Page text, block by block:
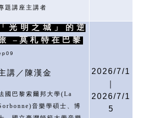
題講座主講者
「光明之城」的逆
–莫札特在巴黎
講／陳漢金
國巴黎索爾邦大學(La
音樂學碩士、博
2026/7/1
2026/7/1
5